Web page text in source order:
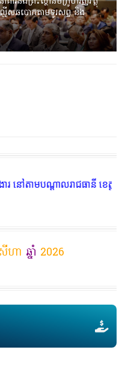
ើសឆបោកតាមទូរសព្ទ និង
ណ្តាលរាជធានី ខេត្ត មានចំ
ហា ឆ្នាំ 2026